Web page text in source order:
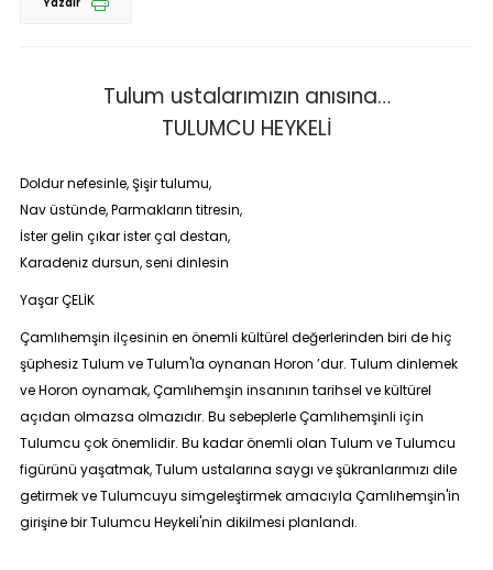
Tulum ustalarımızın anısına…
TULUMCU HEYKELİ
Doldur nefesinle, Şişir tulumu,
Nav üstünde, Parmakların titresin,
İster gelin çıkar ister çal destan,
Karadeniz dursun, seni dinlesin
Yaşar ÇELİK
Çamlıhemşin ilçesinin en önemli kültürel değerlerinden biri de hiç
şüphesiz Tulum ve Tulum'la oynanan Horon ’dur. Tulum dinlemek
ve Horon oynamak, Çamlıhemşin insanının tarihsel ve kültürel
açıdan olmazsa olmazıdır. Bu sebeplerle Çamlıhemşinli için
Tulumcu çok önemlidir. Bu kadar önemli olan Tulum ve Tulumcu
figürünü yaşatmak, Tulum ustalarına saygı ve şükranlarımızı dile
getirmek ve Tulumcuyu simgeleştirmek amacıyla Çamlıhemşin'in
girişine bir Tulumcu Heykeli'nin dikilmesi planlandı.